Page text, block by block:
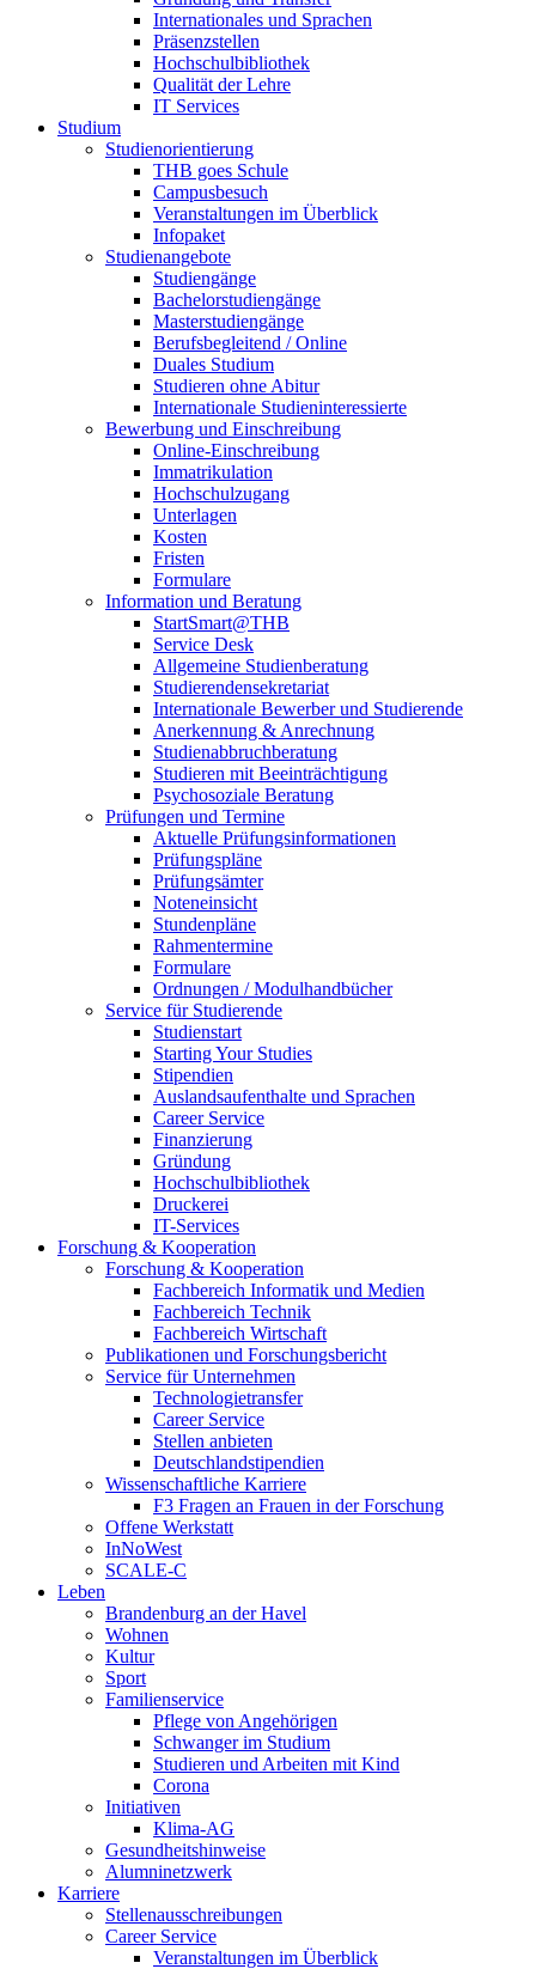
Internationales und Sprachen
Präsenzstellen
Hochschulbibliothek
Qualität der Lehre
IT Services
Studium
Studienorientierung
THB goes Schule
Campusbesuch
Veranstaltungen im Überblick
Infopaket
Studienangebote
Studiengänge
Bachelorstudiengänge
Masterstudiengänge
Berufsbegleitend / Online
Duales Studium
Studieren ohne Abitur
Internationale Studieninteressierte
Bewerbung und Einschreibung
Online-Einschreibung
Immatrikulation
Hochschulzugang
Unterlagen
Kosten
Fristen
Formulare
Information und Beratung
StartSmart@THB
Service Desk
Allgemeine Studienberatung
Studierendensekretariat
Internationale Bewerber und Studierende
Anerkennung & Anrechnung
Studienabbruchberatung
Studieren mit Beeinträchtigung
Psychosoziale Beratung
Prüfungen und Termine
Aktuelle Prüfungsinformationen
Prüfungspläne
Prüfungsämter
Noteneinsicht
Stundenpläne
Rahmentermine
Formulare
Ordnungen / Modulhandbücher
Service für Studierende
Studienstart
Starting Your Studies
Stipendien
Auslandsaufenthalte und Sprachen
Career Service
Finanzierung
Gründung
Hochschulbibliothek
Druckerei
IT-Services
Forschung & Kooperation
Forschung & Kooperation
Fachbereich Informatik und Medien
Fachbereich Technik
Fachbereich Wirtschaft
Publikationen und Forschungsbericht
Service für Unternehmen
Technologietransfer
Career Service
Stellen anbieten
Deutschlandstipendien
Wissenschaftliche Karriere
F3 Fragen an Frauen in der Forschung
Offene Werkstatt
InNoWest
SCALE-C
Leben
Brandenburg an der Havel
Wohnen
Kultur
Sport
Familienservice
Pflege von Angehörigen
Schwanger im Studium
Studieren und Arbeiten mit Kind
Corona
Initiativen
Klima-AG
Gesundheitshinweise
Alumninetzwerk
Karriere
Stellenausschreibungen
Career Service
Veranstaltungen im Überblick